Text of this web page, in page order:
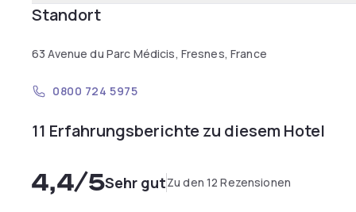
Standort
63 Avenue du Parc Médicis, Fresnes, France
0800 724 5975
11 Erfahrungsberichte zu diesem Hotel
4,4/5Sehr gutZu den 12 Rezensionen